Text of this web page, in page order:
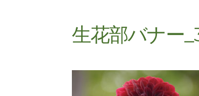
生花部バナー